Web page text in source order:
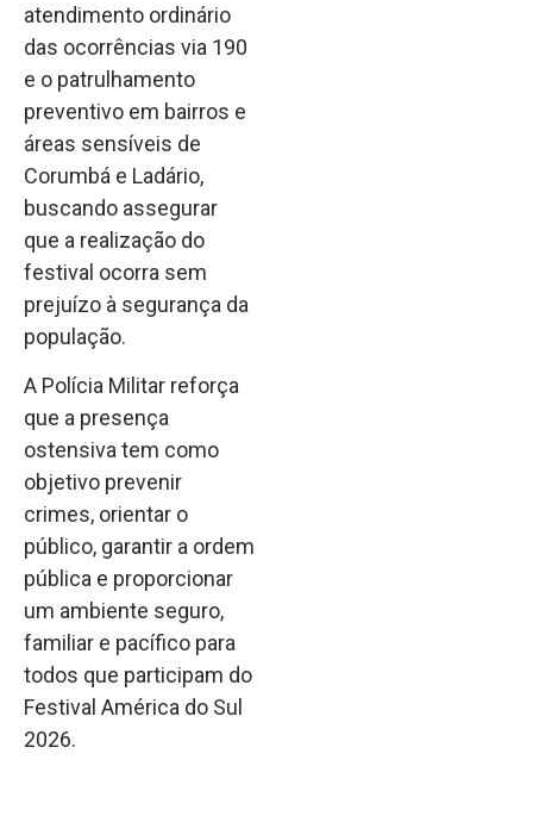
atendimento ordinário
das ocorrências via 190
e o patrulhamento
preventivo em bairros e
áreas sensíveis de
Corumbá e Ladário,
buscando assegurar
que a realização do
festival ocorra sem
prejuízo à segurança da
população.
A Polícia Militar reforça
que a presença
ostensiva tem como
objetivo prevenir
crimes, orientar o
público, garantir a ordem
pública e proporcionar
um ambiente seguro,
familiar e pacífico para
todos que participam do
Festival América do Sul
2026.